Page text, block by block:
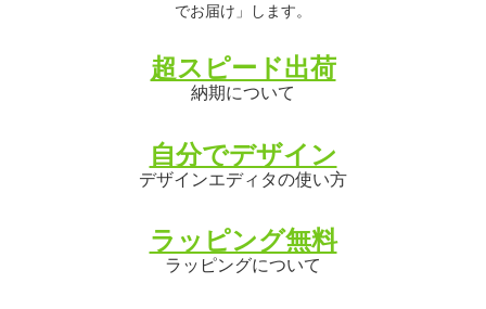
でお届け」します。
超スピード出荷
納期について
自分でデザイン
デザインエディタの使い方
ラッピング無料
ラッピングについて